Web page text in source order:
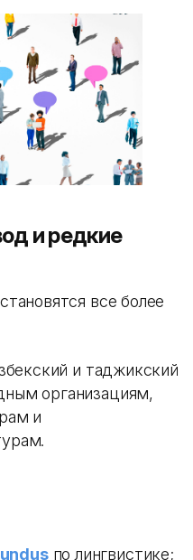
и редкие
все более
и таджикский
организациям,
и
по лингвистике;